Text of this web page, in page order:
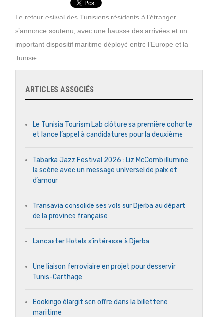
Le retour estival des Tunisiens résidents à l’étranger
s’annonce soutenu, avec une hausse des arrivées et un
important dispositif maritime déployé entre l’Europe et la
Tunisie.
ARTICLES ASSOCIÉS
Le Tunisia Tourism Lab clôture sa première cohorte
et lance l’appel à candidatures pour la deuxième
Tabarka Jazz Festival 2026 : Liz McComb illumine
la scène avec un message universel de paix et
d’amour
Transavia consolide ses vols sur Djerba au départ
de la province française
Lancaster Hotels s’intéresse à Djerba
Une liaison ferroviaire en projet pour desservir
Tunis-Carthage
Bookingo élargit son offre dans la billetterie
maritime